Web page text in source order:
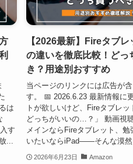
は
す
...
【2026最新】Fireタブレ
の違いを徹底比較！どっ
き？用途別おすすめ
当ページのリンクには広告が
す。 📅 2026.6.23 最新情報に
トが欲しいけど、Fireタブレッ
どっちがいいの…？」 動画視
メインならFireタブレット、勉
いたいならiPad——そんな漠
2026年6月23日 Amazon